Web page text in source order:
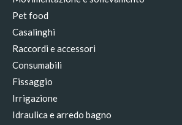
Pet food
Casalinghi
Raccordi e accessori
Consumabili
Fissaggio
Irrigazione
Idraulica e arredo bagno